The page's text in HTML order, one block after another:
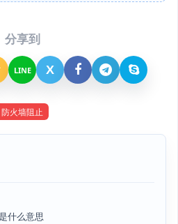
分享到
LINE X
防火墙阻止
什么意思